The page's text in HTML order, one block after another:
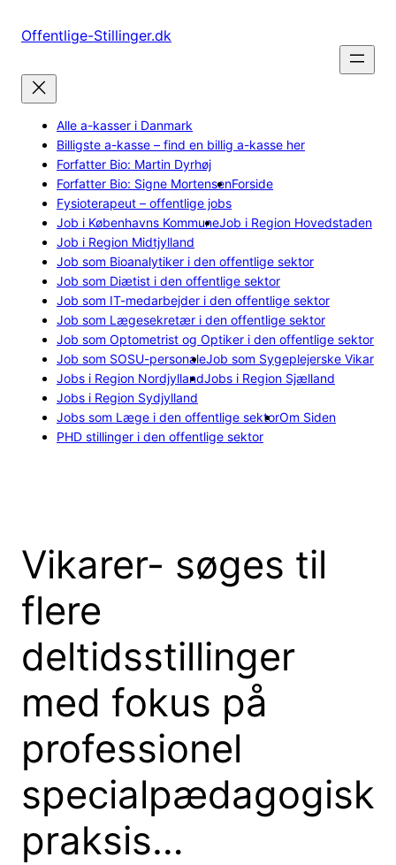
Offentlige-Stillinger.dk
Alle a-kasser i Danmark
Billigste a-kasse – find en billig a-kasse her
Forfatter Bio: Martin Dyrhøj
Forfatter Bio: Signe MortensenForside
Fysioterapeut – offentlige jobs
Job i Københavns KommuneJob i Region Hovedstaden
Job i Region Midtjylland
Job som Bioanalytiker i den offentlige sektor
Job som Diætist i den offentlige sektor
Job som IT-medarbejder i den offentlige sektor
Job som Lægesekretær i den offentlige sektor
Job som Optometrist og Optiker i den offentlige sektor
Job som SOSU-personaleJob som Sygeplejerske Vikar
Jobs i Region NordjyllandJobs i Region Sjælland
Jobs i Region Sydjylland
Jobs som Læge i den offentlige sektorOm Siden
PHD stillinger i den offentlige sektor
Vikarer- søges til
flere
deltidsstillinger
med fokus på
professionel
specialpædagogisk
praksis…